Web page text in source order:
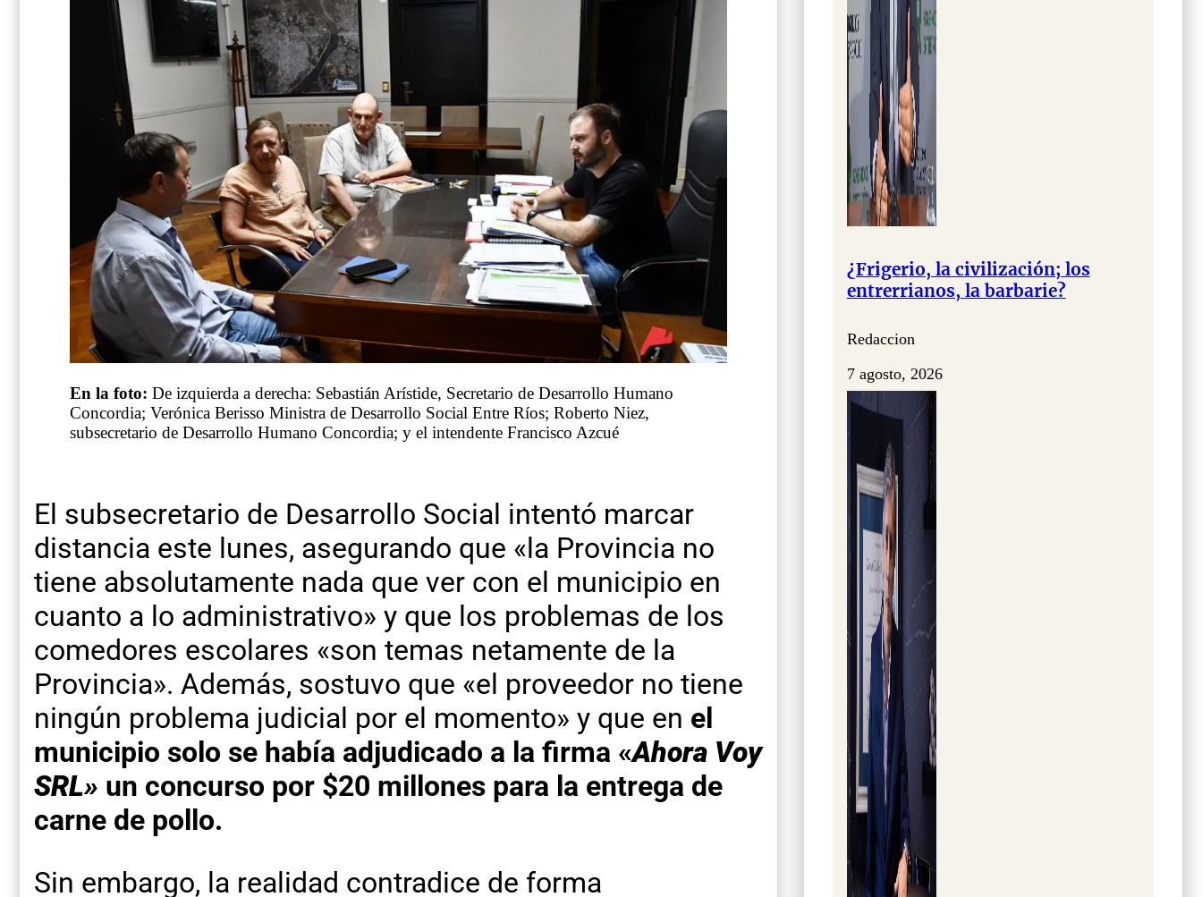
En la foto: De izquierda a derecha: Sebastián Arístide, Secretario de Desarrollo Humano
Concordia; Verónica Berisso Ministra de Desarrollo Social Entre Ríos; Roberto Niez,
subsecretario de Desarrollo Humano Concordia; y el intendente Francisco Azcué
El subsecretario de Desarrollo Social intentó marcar
distancia este lunes, asegurando que «la Provincia no
tiene absolutamente nada que ver con el municipio en
cuanto a lo administrativo» y que los problemas de los
comedores escolares «son temas netamente de la
Provincia». Además, sostuvo que «el proveedor no tiene
ningún problema judicial por el momento» y que en el
municipio solo se había adjudicado a la firma «Ahora Voy
SRL» un concurso por $20 millones para la entrega de
carne de pollo.
Sin embargo, la realidad contradice de forma
¿Frigerio, la civilización; los
entrerrianos, la barbarie?
Redaccion
7 agosto, 2026